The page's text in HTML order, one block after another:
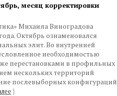
месяц корректировки
Михаила Виноградова
Октябрь ознаменовался
элит. Во внутренней
необходимостью
перестановками в профильных
нескольких территорий
послевыборных конфигураций
}